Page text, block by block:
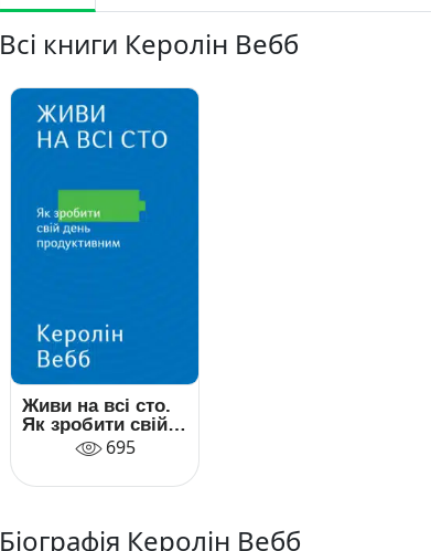
Всі книги Керолін Вебб
Живи на всі сто.
Як зробити свій
продуктивним
695
Біографія Керолін Вебб